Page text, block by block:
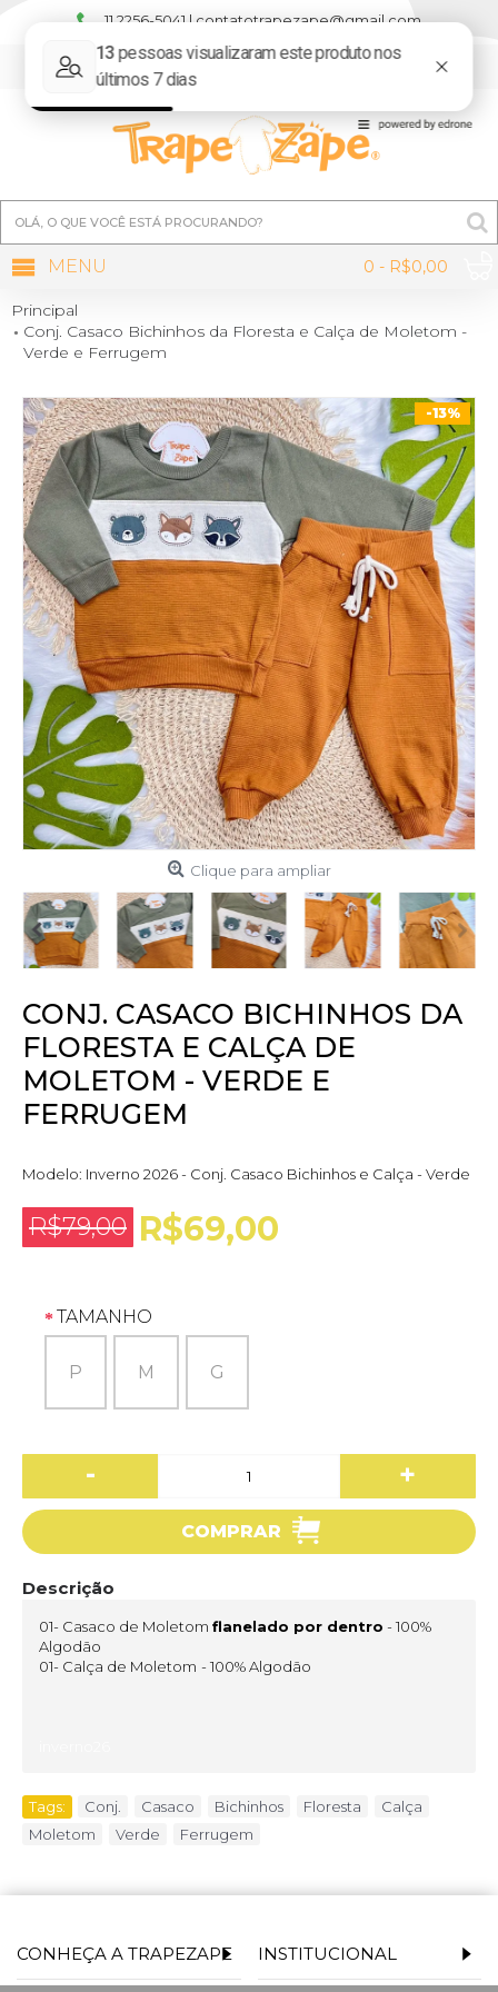
11 2256-5041 | contatotrapezape@gmail.com
0 - R$0,00
MENU
Principal
Conj. Casaco Bichinhos da Floresta e Calça de Moletom -
Verde e Ferrugem
-13%
Clique para ampliar
CONJ. CASACO BICHINHOS DA
FLORESTA E CALÇA DE
MOLETOM - VERDE E
FERRUGEM
Modelo: Inverno 2026 - Conj. Casaco Bichinhos e Calça - Verde
R$79,00 R$69,00
TAMANHO
P M G
- +
COMPRAR
Descrição
01- Casaco de Moletom flanelado por dentro - 100%
Algodão
01- Calça de Moletom - 100% Algodão
Tags: Conj. Casaco Bichinhos Floresta Calça
Moletom
Verde Ferrugem
CONHEÇA A TRAPEZAPE INSTITUCIONAL